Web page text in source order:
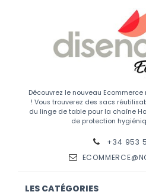
Découvrez le nouveau
! Vous trouverez des sacs
du linge de table pour la chaîne
de protection
+34 953
LES CATÉGORIES